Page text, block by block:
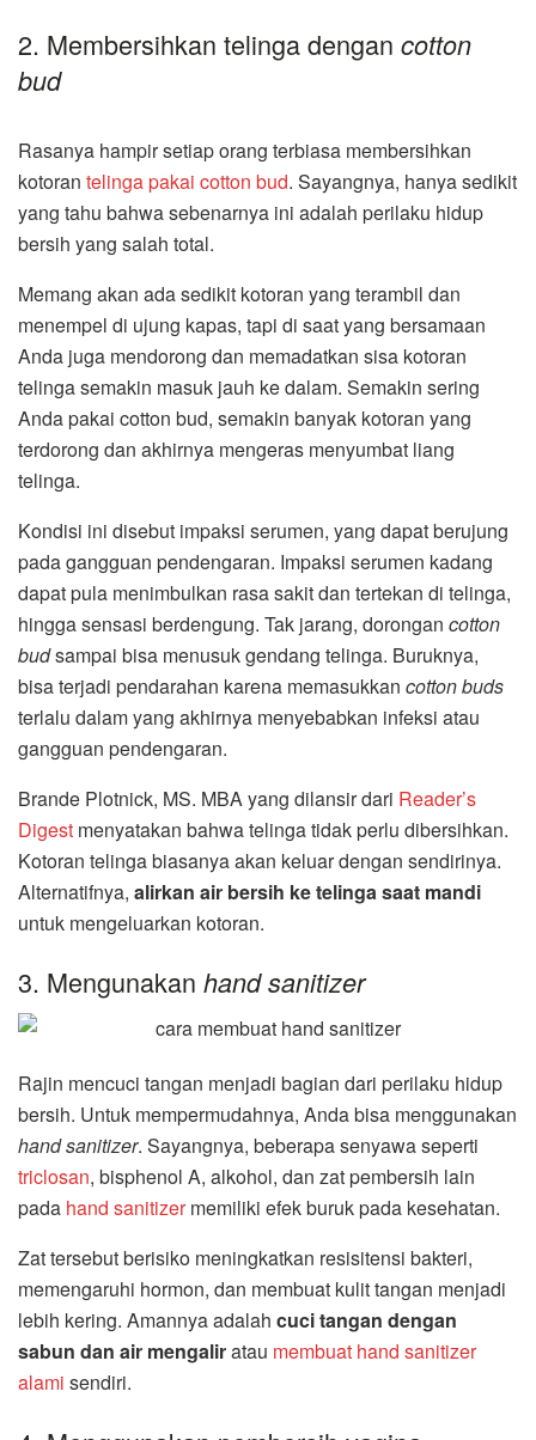
2. Membersihkan telinga dengan cotton
bud
Rasanya hampir setiap orang terbiasa membersihkan
kotoran telinga pakai cotton bud. Sayangnya, hanya sedikit
yang tahu bahwa sebenarnya ini adalah perilaku hidup
bersih yang salah total.
Memang akan ada sedikit kotoran yang terambil dan
menempel di ujung kapas, tapi di saat yang bersamaan
Anda juga mendorong dan memadatkan sisa kotoran
telinga semakin masuk jauh ke dalam. Semakin sering
Anda pakai cotton bud, semakin banyak kotoran yang
terdorong dan akhirnya mengeras menyumbat liang
telinga.
Kondisi ini disebut impaksi serumen, yang dapat berujung
pada gangguan pendengaran. Impaksi serumen kadang
dapat pula menimbulkan rasa sakit dan tertekan di telinga,
hingga sensasi berdengung. Tak jarang, dorongan cotton
budsampai bisa menusuk gendang telinga. Buruknya,
bisa terjadi pendarahan karena memasukkan cotton buds
terlalu dalam yang akhirnya menyebabkan infeksi atau
gangguan pendengaran.
Brande Plotnick, MS. MBA yang dilansir dari Reader’s
Digest menyatakan bahwa telinga tidak perlu dibersihkan.
Kotoran telinga biasanya akan keluar dengan sendirinya.
Alternatifnya, alirkan air bersih ke telinga saat mandi
untuk mengeluarkan kotoran.
3. Mengunakan hand sanitizer
Rajin mencuci tangan menjadi bagian dari perilaku hidup
bersih. Untuk mempermudahnya, Anda bisa menggunakan
hand sanitizer. Sayangnya, beberapa senyawa seperti
triclosan, bisphenol A, alkohol, dan zat pembersih lain
pada hand sanitizermemiliki efek buruk pada kesehatan.
Zat tersebut berisiko meningkatkan resisitensi bakteri,
memengaruhi hormon, dan membuat kulit tangan menjadi
lebih kering. Amannya adalah cuci tangan dengan
sabun dan air mengaliratau membuat hand sanitizer
alami sendiri.